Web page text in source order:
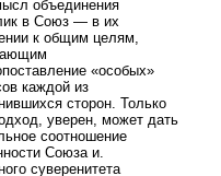
объединения
в Союз — в их
к общим целям,
«особых»
каждой из
сторон. Только
уверен, может дать
соотношение
Союза и.
суверенитета